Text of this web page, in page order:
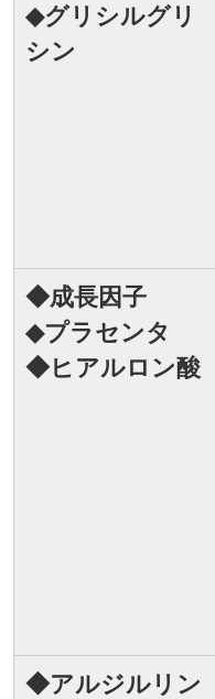
◆グリシルグリ
シン
◆成長因子
◆プラセンタ
◆ヒアルロン酸
◆アルジルリン